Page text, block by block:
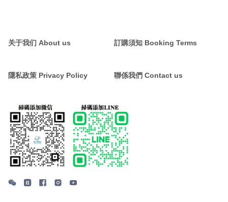
关于我们 About us 訂購須知 Booking Terms
隱私政策 Privacy Policy 聯係我們 Contact us